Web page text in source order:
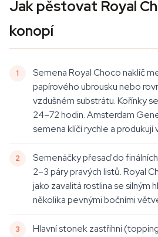
Jak pěstovat Royal
konopí
Semena Royal Choco naklíč
papírového ubrousku nebo
vzdušném substrátu. Kořínky
24–72 hodin. Amsterdam
semena klíčí rychle a produkují
Semenáčky přesaď do
2–3 páry pravých listů. Royal
jako zavalitá rostlina se silným
několika pevnými bočními
Hlavní stonek zastřihni